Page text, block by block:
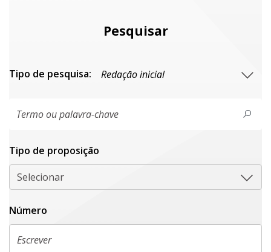
Pesquisar
Tipo de pesquisa:
Tipo de proposiçāo
Selecionar
Número